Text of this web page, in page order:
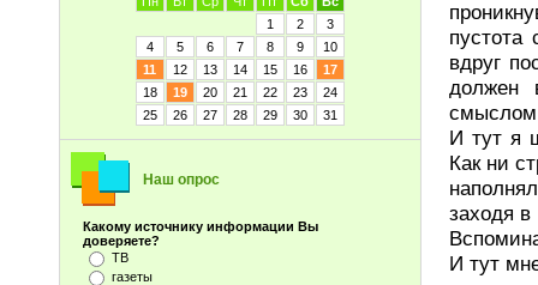
1
2
3
4
5 6 7 8 9
10
11
12 13 14 15 16
17
18
19 20 21 22 23
24
25
26 27 28 29 30 31
Наш опрос
Какому источнику информации Вы
доверяете?
ТВ
газеты
пустота
вдруг
должен
И тут я
Как ни
заходя
И тут